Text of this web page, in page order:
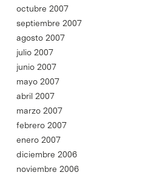
octubre 2007
septiembre 2007
agosto 2007
julio 2007
junio 2007
mayo 2007
abril 2007
marzo 2007
febrero 2007
enero 2007
diciembre 2006
noviembre 2006